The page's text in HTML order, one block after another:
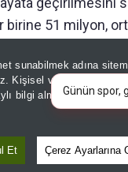
sunabilmek adına
Kişisel verileriniz,
bilgi almak için
Et Çerez Ayarlarına
birine 51 milyon,
destekler
liralık yeşil
geçmesi
DÖNÜŞÜM
Günün spor,
ekonomi
edin!|